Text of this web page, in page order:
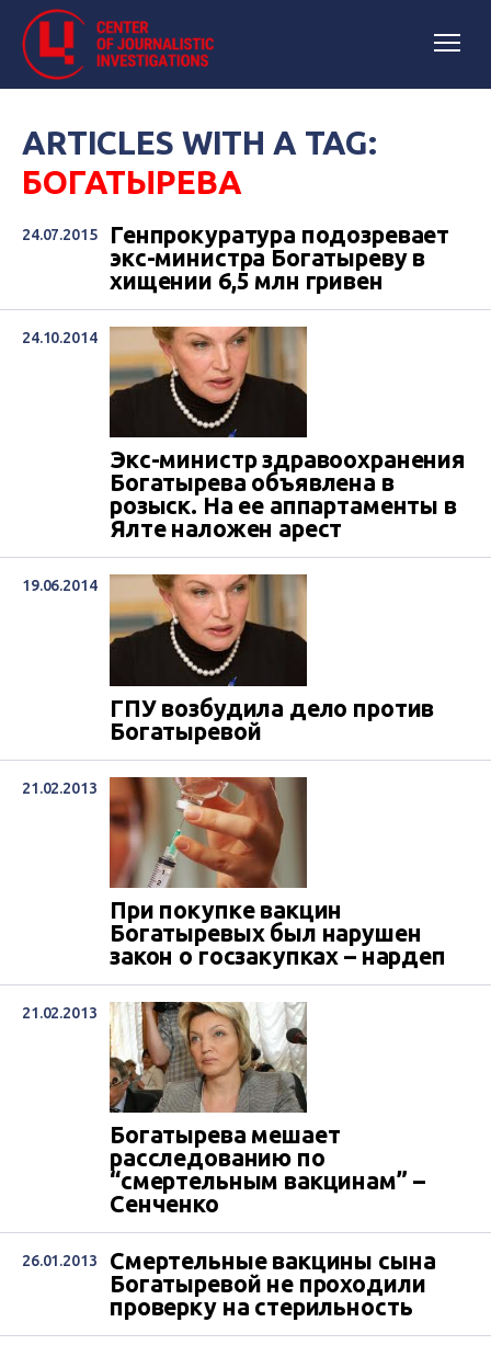
ARTICLES WITH A TAG:
БОГАТЫРЕВА
24.07.2015
Генпрокуратура подозревает
экс-министра Богатыреву в
хищении 6,5 млн гривен
24.10.2014
Экс-министр здравоохранения
Богатырева объявлена в
розыск. На ее аппартаменты в
Ялте наложен арест
19.06.2014
ГПУ возбудила дело против
Богатыревой
21.02.2013
При покупке вакцин
Богатыревых был нарушен
закон о госзакупках – нардеп
21.02.2013
Богатырева мешает
расследованию по
“смертельным вакцинам” –
Сенченко
26.01.2013
Смертельные вакцины сына
Богатыревой не проходили
проверку на стерильность